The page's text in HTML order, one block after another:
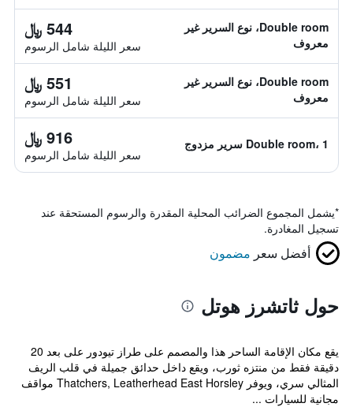
Double room، نوع السرير غير
معروف
544 ﷼
سعر الليلة شامل الرسوم
Double room، نوع السرير غير
معروف
551 ﷼
سعر الليلة شامل الرسوم
Double room، 1 سرير مزدوج 916 ﷼
سعر الليلة شامل الرسوم
*يشمل المجموع الضرائب المحلية المقدرة والرسوم المستحقة عند
تسجيل المغادرة.
أفضل سعر مضمون
حول ثاتشرز هوتل
يقع مكان الإقامة الساحر هذا والمصمم على طراز تيودور على بعد 20
دقيقة فقط من منتزه ثورب، ويقع داخل حدائق جميلة في قلب الريف
المثالي سري، ويوفر Thatchers, Leatherhead East Horsley مواقف
مجانية للسيارات ...